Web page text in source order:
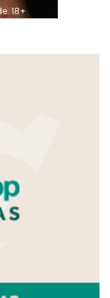
18+